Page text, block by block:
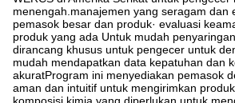
menengah.manajemen yang seragam dan
pemasok besar dan produk· evaluasi
produk yang ada Untuk mudah
dirancang khusus untuk pengecer untuk
mudah mendapatkan data kepatuhan dan
akuratProgram ini menyediakan pemasok
aman dan intuitif untuk mengirimkan